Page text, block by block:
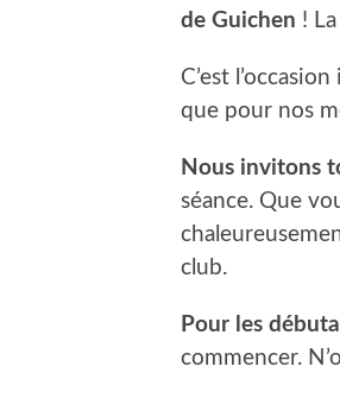
de Guichen !
C’est
que pour nos
Nous invitons
séance. Que
club.
Pour les
commencer.